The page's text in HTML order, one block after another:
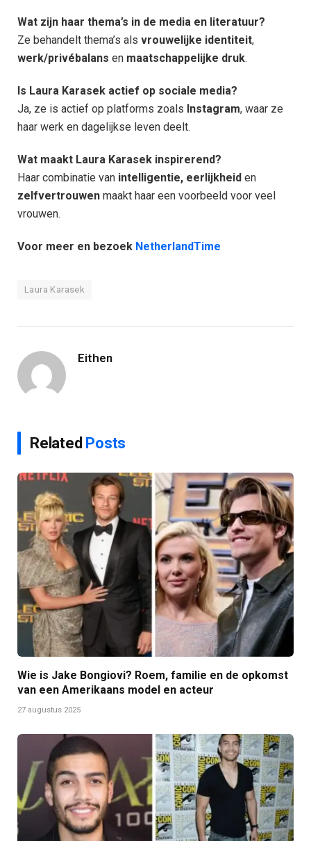
Wat zijn haar thema’s in de media en literatuur?
Ze behandelt thema’s als vrouwelijke identiteit,
werk/privébalans en maatschappelijke druk.
Is Laura Karasek actief op sociale media?
Ja, ze is actief op platforms zoals Instagram, waar ze
haar werk en dagelijkse leven deelt.
Wat maakt Laura Karasek inspirerend?
Haar combinatie van intelligentie, eerlijkheid en
zelfvertrouwen maakt haar een voorbeeld voor veel
vrouwen.
Voor meer en bezoek NetherlandTime
Laura Karasek
Eithen
Related Posts
Wie is Jake Bongiovi? Roem, familie en de opkomst
van een Amerikaans model en acteur
27 augustus 2025